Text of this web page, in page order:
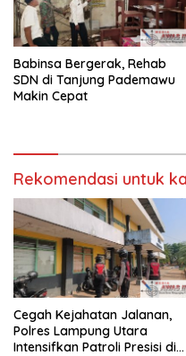
Babinsa Bergerak, Rehab
SDN di Tanjung Pademawu
Makin Cepat
Rekomendasi untuk
Cegah Kejahatan Jalanan,
Polres Lampung Utara
Intensifkan Patroli Presisi di